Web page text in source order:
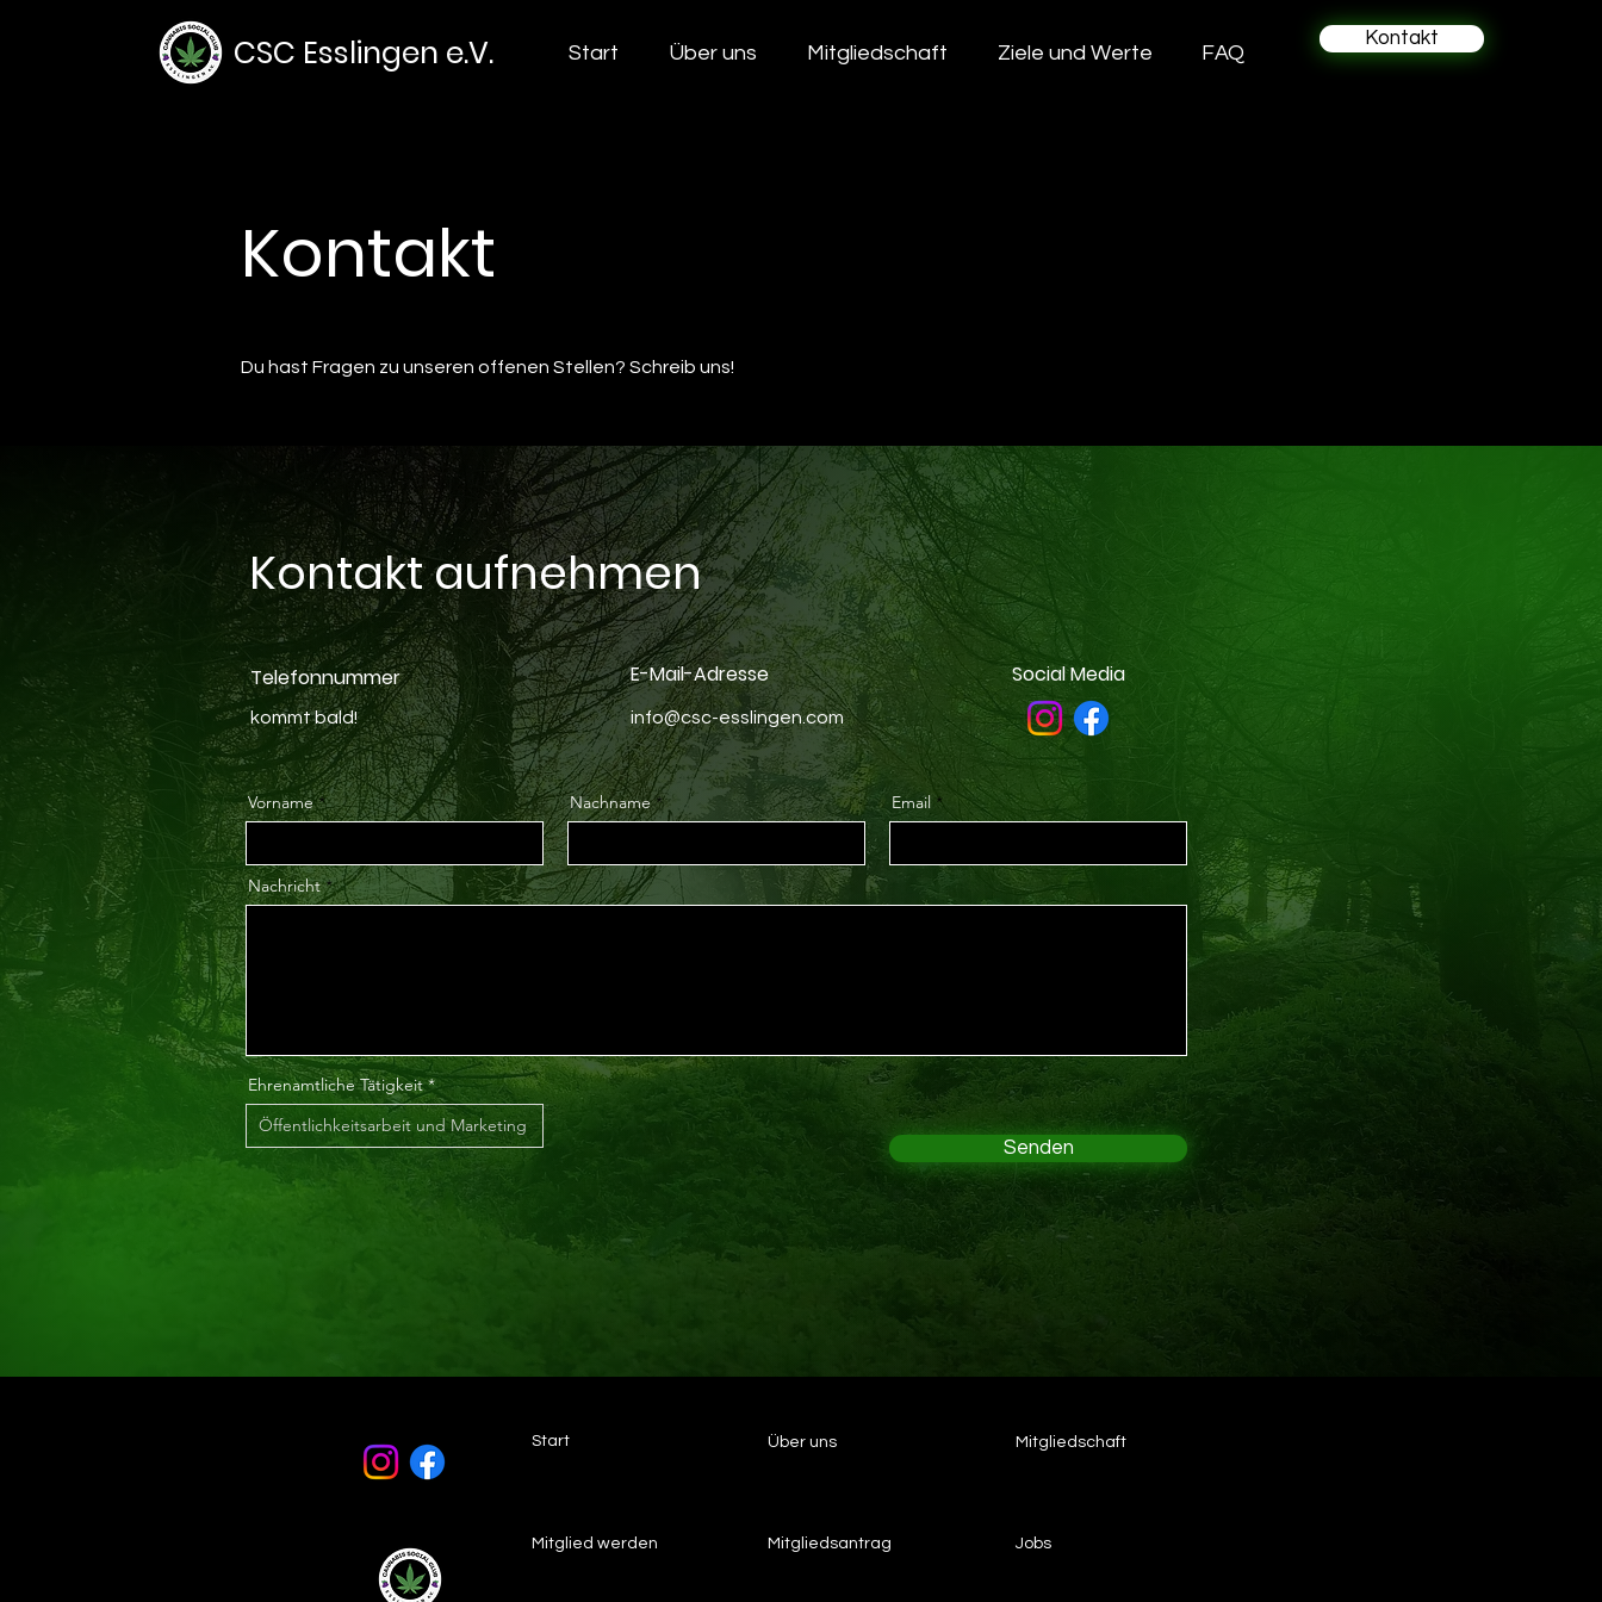
CSC Esslingen e.V. Start Über uns Mitgliedschaft Ziele und Werte FAQ
Kontakt
Kontakt
Du hast Fragen zu unseren offenen Stellen? Schreib uns!
Kontakt aufnehmen
Telefonnummer
kommt bald!
E-Mail-Adresse
info@csc-esslingen.com
Social Media
Vorname Nachname Email
Nachricht
Ehrenamtliche Tätigkeit
Senden
Start Über uns
Mitglied werden Mitgliedsantrag
Mitgliedschaft
Jobs